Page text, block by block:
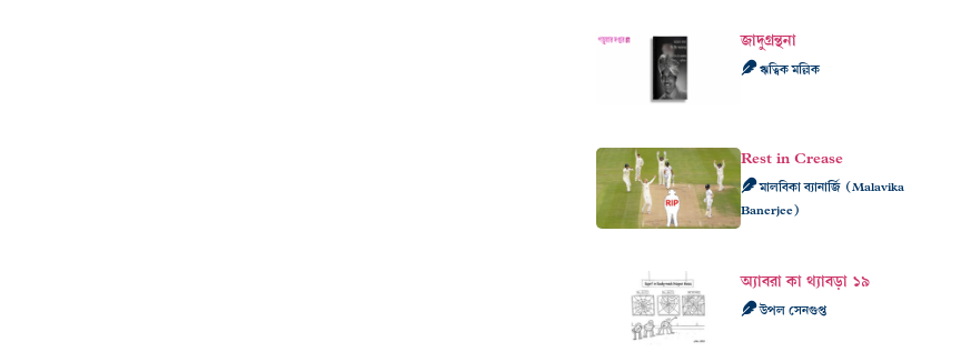
জাদুগ্রন্থনা
ঋত্বিক মল্লিক
Rest in Crease
মালবিকা ব্যানার্জি (Malavika
Banerjee)
অ্যাবরা কা থ্যাবড়া ১৯
উপল সেনগুপ্ত